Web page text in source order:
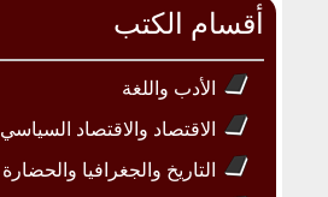
أقسام الكتب
الأدب واللغة
الاقتصاد والاقتصاد السياسي
التاريخ والجغرافيا والحضارة